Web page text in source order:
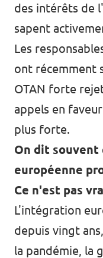
des intérêts de
sapent
Les
ont récemment
OTAN forte
appels en
plus forte.
On dit
européenne
Ce n'est pas
L'intégration
depuis vingt
la pandémie, la